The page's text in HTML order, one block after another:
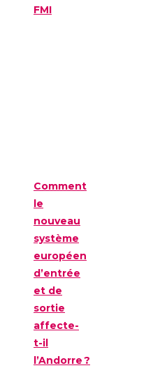
FMI
Comment
le
nouveau
système
européen
d’entrée
et de
sortie
affecte-
t-il
l’Andorre ?